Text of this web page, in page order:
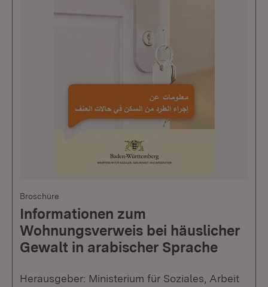
Broschüre
Informationen zum
Wohnungsverweis bei häuslicher
Gewalt in arabischer Sprache
Herausgeber: Ministerium für Soziales, Arbeit